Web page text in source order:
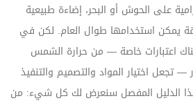
على الحوش أو البحر، إضاءة طبيعية
يمكن استخدامها طوال العام. لكن في
اعتبارات خاصة — من حرارة الشمس
— تجعل اختيار المواد والتصميم والتنفيذ
الدليل المفصل سنعرض لك كل شيء: من